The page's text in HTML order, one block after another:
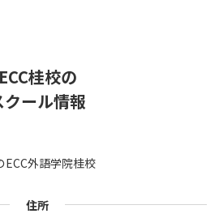
ECC桂校の
クール情報
住所